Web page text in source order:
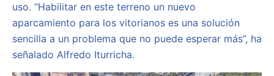
uso. “Habilitar en este terreno un nuevo
aparcamiento para los vitorianos es una solución
sencilla a un problema que no puede esperar más”, ha
señalado Alfredo Iturricha.